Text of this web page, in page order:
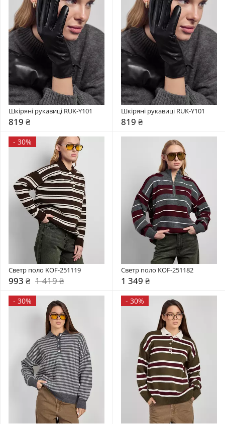
Шкіряні рукавиці RUK-Y101
819 ₴
Шкіряні рукавиці RUK-Y101
819 ₴
- 30%
Светр поло KOF-251119
993 ₴ 1 419 ₴
Светр поло KOF-251182
1 349 ₴
- 30% - 30%